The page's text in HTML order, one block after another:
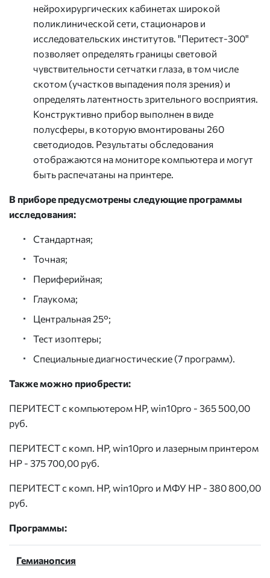
нейрохирургических кабинетах широкой
поликлинической сети, стационаров и
исследовательских институтов. "Перитест-300"
позволяет определять границы световой
чувствительности сетчатки глаза, в том числе
скотом (участков выпадения поля зрения) и
определять латентность зрительного восприятия.
Конструктивно прибор выполнен в виде
полусферы, в которую вмонтированы 260
светодиодов. Результаты обследования
отображаются на мониторе компьютера и могут
быть распечатаны на принтере.
В приборе предусмотрены следующие программы
исследования:
Стандартная;
Точная;
Периферийная;
Глаукома;
Центральная 25°;
Тест изоптеры;
Специальные диагностические (7 программ).
Также можно приобрести:
ПЕРИТЕСТ с компьютером HP, win10pro - 365 500,00
руб.
ПЕРИТЕСТ с комп. HP, win10pro и лазерным принтером
HP - 375 700,00 руб.
ПЕРИТЕСТ с комп. HP, win10pro и МФУ HP - 380 800,00
руб.
Программы:
Гемианопсия